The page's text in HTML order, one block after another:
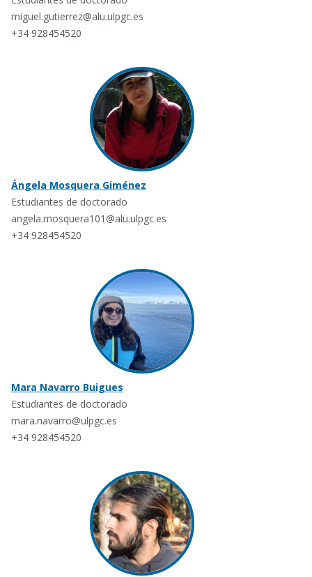
miguel.gutierrez@alu.ulpgc.es
+34 928454520
Ángela Mosquera Giménez
Estudiantes de doctorado
angela.mosquera101@alu.ulpgc.es
+34 928454520
Mara Navarro Buigues
Estudiantes de doctorado
mara.navarro@ulpgc.es
+34 928454520